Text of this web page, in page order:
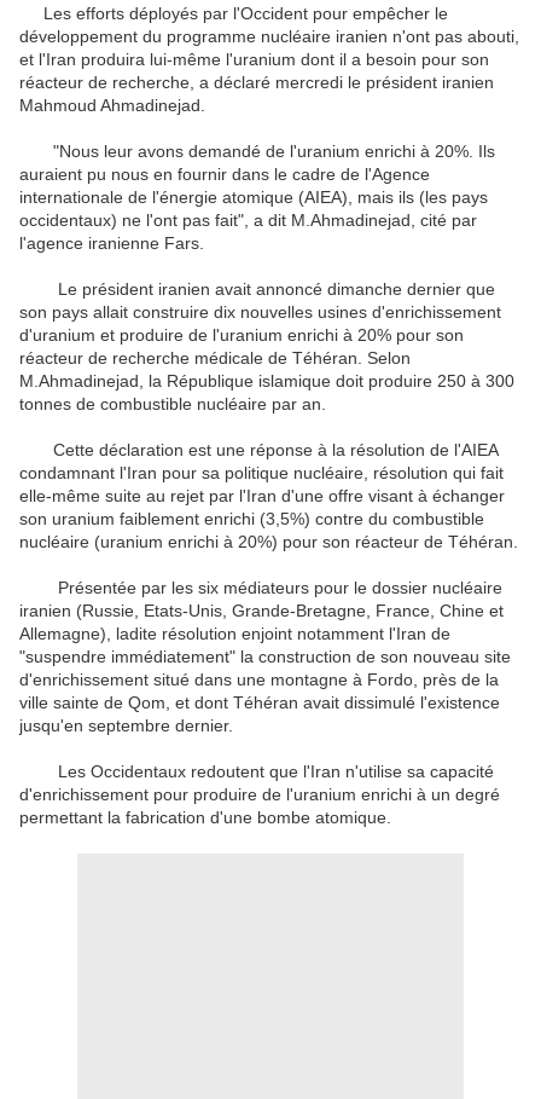
Les efforts déployés par l'Occident pour empêcher le
développement du programme nucléaire iranien n'ont pas abouti,
et l'Iran produira lui-même l'uranium dont il a besoin pour son
réacteur de recherche, a déclaré mercredi le président iranien
Mahmoud Ahmadinejad.
"Nous leur avons demandé de l'uranium enrichi à 20%. Ils
auraient pu nous en fournir dans le cadre de l'Agence
internationale de l'énergie atomique (AIEA), mais ils (les pays
occidentaux) ne l'ont pas fait", a dit M.Ahmadinejad, cité par
l'agence iranienne Fars.
Le président iranien avait annoncé dimanche dernier que
son pays allait construire dix nouvelles usines d'enrichissement
d'uranium et produire de l'uranium enrichi à 20% pour son
réacteur de recherche médicale de Téhéran. Selon
M.Ahmadinejad, la République islamique doit produire 250 à 300
tonnes de combustible nucléaire par an.
Cette déclaration est une réponse à la résolution de l'AIEA
condamnant l'Iran pour sa politique nucléaire, résolution qui fait
elle-même suite au rejet par l'Iran d'une offre visant à échanger
son uranium faiblement enrichi (3,5%) contre du combustible
nucléaire (uranium enrichi à 20%) pour son réacteur de Téhéran.
Présentée par les six médiateurs pour le dossier nucléaire
iranien (Russie, Etats-Unis, Grande-Bretagne, France, Chine et
Allemagne), ladite résolution enjoint notamment l'Iran de
"suspendre immédiatement" la construction de son nouveau site
d'enrichissement situé dans une montagne à Fordo, près de la
ville sainte de Qom, et dont Téhéran avait dissimulé l'existence
jusqu'en septembre dernier.
Les Occidentaux redoutent que l'Iran n'utilise sa capacité
d'enrichissement pour produire de l'uranium enrichi à un degré
permettant la fabrication d'une bombe atomique.